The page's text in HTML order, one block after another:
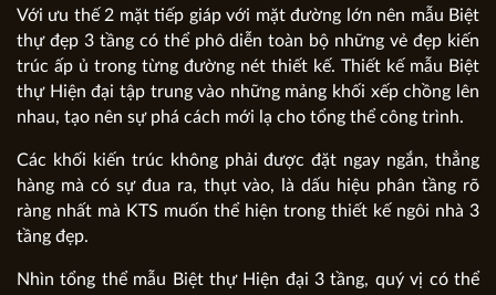
Với ưu thế 2 mặt tiếp giáp với mặt đường lớn nên mẫu Biệt
thự đẹp 3 tầng có thể phô diễn toàn bộ những vẻ đẹp kiến
trúc ấp ủ trong từng đường nét thiết kế. Thiết kế mẫu Biệt
thự Hiện đại tập trung vào những mảng khối xếp chồng lên
nhau, tạo nên sự phá cách mới lạ cho tổng thể công trình.
Các khối kiến trúc không phải được đặt ngay ngắn, thẳng
hàng mà có sự đua ra, thụt vào, là dấu hiệu phân tầng rõ
ràng nhất mà KTS muốn thể hiện trong thiết kế ngôi nhà 3
tầng đẹp.
Nhìn tổng thể mẫu Biệt thự Hiện đại 3 tầng, quý vị có thể